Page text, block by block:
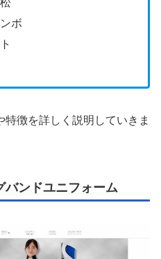
ボ
徴を詳しく説明していきま
バンドユニフォーム